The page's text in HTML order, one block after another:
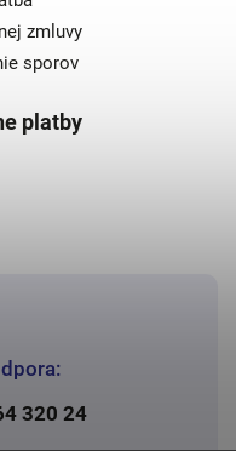
320 24
zmluvy
sporov
platby